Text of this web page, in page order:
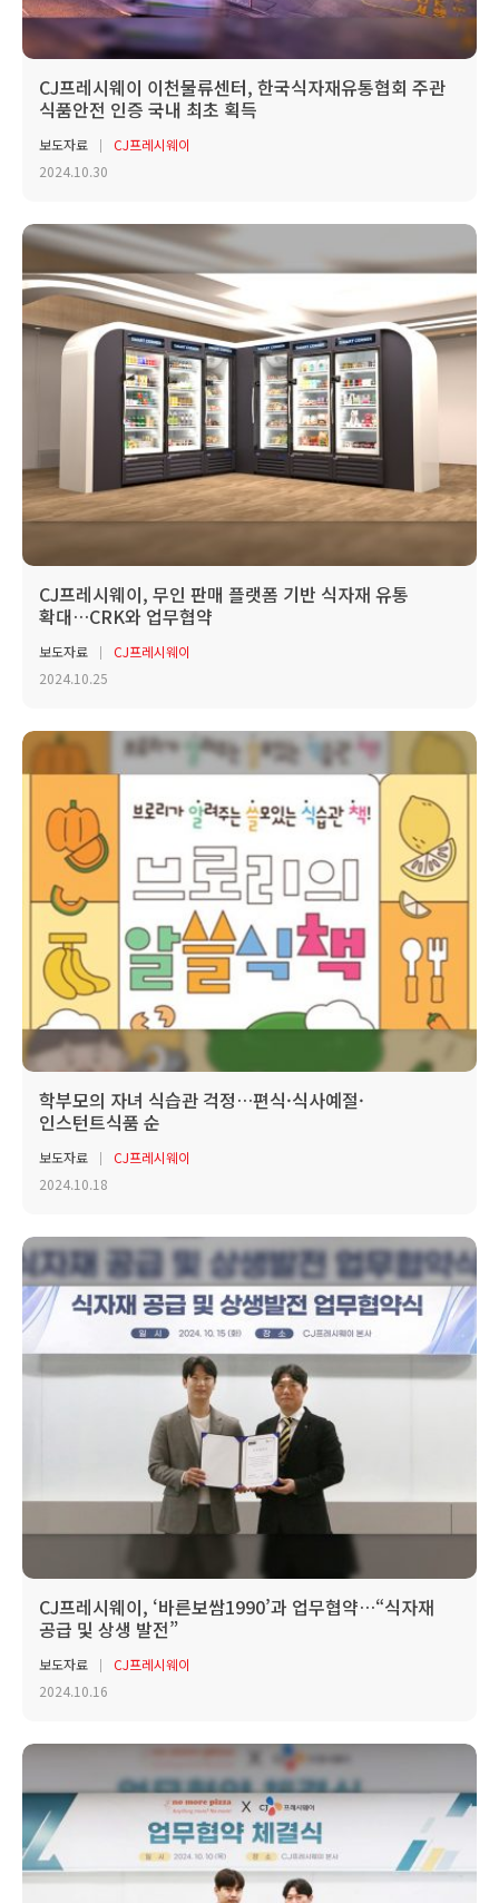
CJ프레시웨이 이천물류센터, 한국식자재유통협회 주관
식품안전 인증 국내 최초 획득
보도자료
CJ프레시웨이
2024.10.30
CJ프레시웨이, 무인 판매 플랫폼 기반 식자재 유통
확대…CRK와 업무협약
보도자료
CJ프레시웨이
2024.10.25
학부모의 자녀 식습관 걱정…편식·식사예절·
인스턴트식품 순
보도자료
CJ프레시웨이
2024.10.18
CJ프레시웨이, ‘바른보쌈1990’과 업무협약…“식자재
공급 및 상생 발전”
보도자료
CJ프레시웨이
2024.10.16